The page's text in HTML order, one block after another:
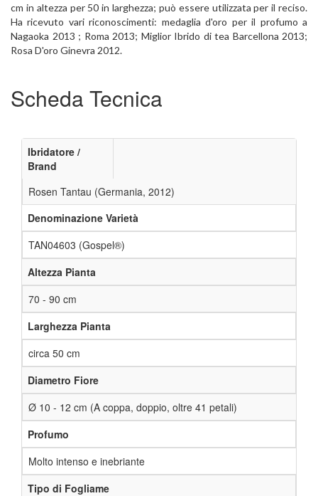
cm in altezza per 50 in larghezza; può essere utilizzata per il reciso.
Ha ricevuto vari riconoscimenti: medaglia d'oro per il profumo a
Nagaoka 2013 ; Roma 2013; Miglior Ibrido di tea Barcellona 2013;
Rosa D'oro Ginevra 2012.
Scheda Tecnica
Ibridatore /
Brand
Rosen Tantau (Germania, 2012)
Denominazione Varietà
TAN04603 (Gospel®)
Altezza Pianta
70 - 90 cm
Larghezza Pianta
circa 50 cm
Diametro Fiore
Ø 10 - 12 cm (A coppa, doppio, oltre 41 petali)
Profumo
Molto intenso e inebriante
Tipo di Fogliame